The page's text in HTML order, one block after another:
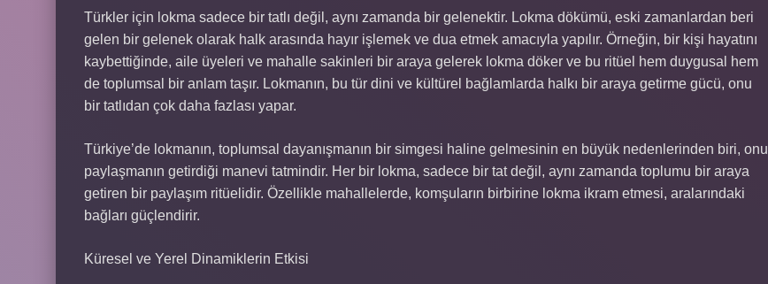
Türkler için lokma sadece bir tatlı değil, aynı zamanda bir gelenektir. Lokma dökümü, eski zamanlardan beri
gelen bir gelenek olarak halk arasında hayır işlemek ve dua etmek amacıyla yapılır. Örneğin, bir kişi hayatını
kaybettiğinde, aile üyeleri ve mahalle sakinleri bir araya gelerek lokma döker ve bu ritüel hem duygusal hem
de toplumsal bir anlam taşır. Lokmanın, bu tür dini ve kültürel bağlamlarda halkı bir araya getirme gücü, onu
bir tatlıdan çok daha fazlası yapar.
Türkiye’de lokmanın, toplumsal dayanışmanın bir simgesi haline gelmesinin en büyük nedenlerinden biri, onu
paylaşmanın getirdiği manevi tatmindir. Her bir lokma, sadece bir tat değil, aynı zamanda toplumu bir araya
getiren bir paylaşım ritüelidir. Özellikle mahallelerde, komşuların birbirine lokma ikram etmesi, aralarındaki
bağları güçlendirir.
Küresel ve Yerel Dinamiklerin Etkisi